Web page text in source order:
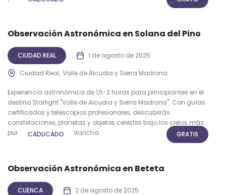
Observación Astronómica en Solana del Pino
CIUDAD REAL 1 de agosto de 2025
Ciudad Real Valle de Alcudia y Sierra Madrona
Experiencia astronómica de 1,5-2 horas para principiantes en el
destino Starlight "Valle de Alcudia y Sierra Madrona". Con guías
certificados y telescopios profesionales, descubrirás
constelaciones, planetas y objetos celestes bajo los cielos más
puros de Castilla-La Mancha.
CADUCADO GRATIS
Observación Astronómica en Beteta
CUENCA 2 de agosto de 2025